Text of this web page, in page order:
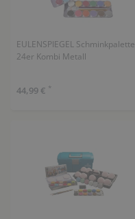
EULENSPIEGEL Schminkpalette
24er Kombi Metall
44,99 € *